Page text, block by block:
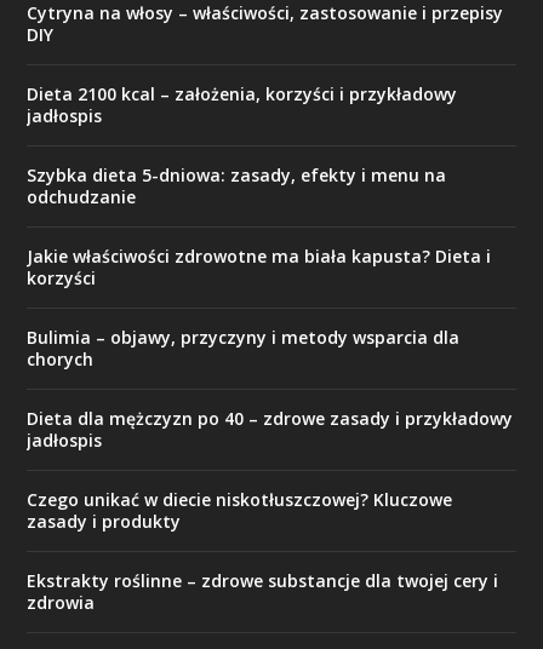
Cytryna na włosy – właściwości, zastosowanie i przepisy
DIY
Dieta 2100 kcal – założenia, korzyści i przykładowy
jadłospis
Szybka dieta 5-dniowa: zasady, efekty i menu na
odchudzanie
Jakie właściwości zdrowotne ma biała kapusta? Dieta i
korzyści
Bulimia – objawy, przyczyny i metody wsparcia dla
chorych
Dieta dla mężczyzn po 40 – zdrowe zasady i przykładowy
jadłospis
Czego unikać w diecie niskotłuszczowej? Kluczowe
zasady i produkty
Ekstrakty roślinne – zdrowe substancje dla twojej cery i
zdrowia